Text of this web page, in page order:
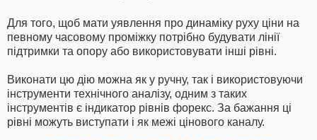
Для того, щоб мати уявлення про динаміку руху ціни на
певному часовому проміжку потрібно будувати лінії
підтримки та опору або використовувати інші рівні.
Виконати цю дію можна як у ручну, так і використовуючи
інструменти технічного аналізу, одним з таких
інструментів є індикатор рівнів форекс. За бажання ці
рівні можуть виступати і як межі цінового каналу.